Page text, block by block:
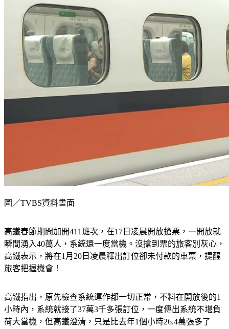
圖／TVBS資料畫面
高鐵春節期間加開411班次，在17日凌晨開放搶票，一開放就
瞬間湧入40萬人，系統還一度當機。沒搶到票的旅客別灰心，
高鐵表示，將在1月20日凌晨釋出訂位卻未付款的車票，提醒
旅客把握機會！
高鐵指出，原先檢查系統運作都一切正常，不料在開放後的1
小時內，系統就接了37萬3千多張訂位，一度傳出系統不堪負
荷大當機，但高鐵澄清，只是比去年1個小時26.4萬張多了